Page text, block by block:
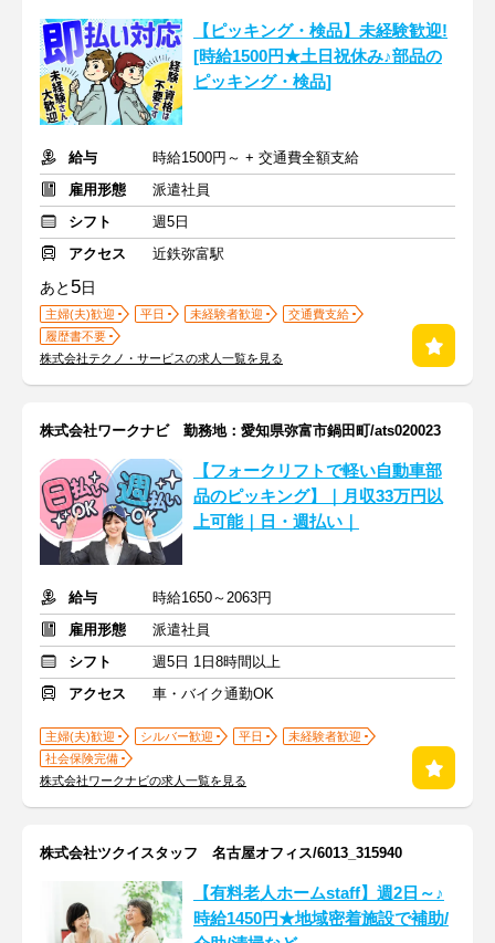
【ピッキング・検品】未経験歓迎!
[時給1500円★土日祝休み♪部品の
ピッキング・検品]
給与
時給1500円～ + 交通費全額支給
雇用形態
派遣社員
シフト
週5日
アクセス
近鉄弥富駅
あと 5日
主婦(夫)歓迎 平日 未経験者歓迎
交通費支給
履歴書不要
株式会社テクノ・サービスの求人一覧を見る
株式会社ワークナビ 勤務地：愛知県弥富市鍋田町/ats020023
【フォークリフトで軽い自動車部
品のピッキング】｜月収33万円以
上可能｜日・週払い｜
給与
時給1650～2063円
雇用形態
派遣社員
シフト
週5日 1日8時間以上
アクセス
車・バイク通勤OK
主婦(夫)歓迎 シルバー歓迎 平日
未経験者歓迎
社会保険完備
株式会社ワークナビの求人一覧を見る
株式会社ツクイスタッフ 名古屋オフィス/6013_315940
【有料老人ホームstaff】週2日～♪
時給1450円★地域密着施設で補助/